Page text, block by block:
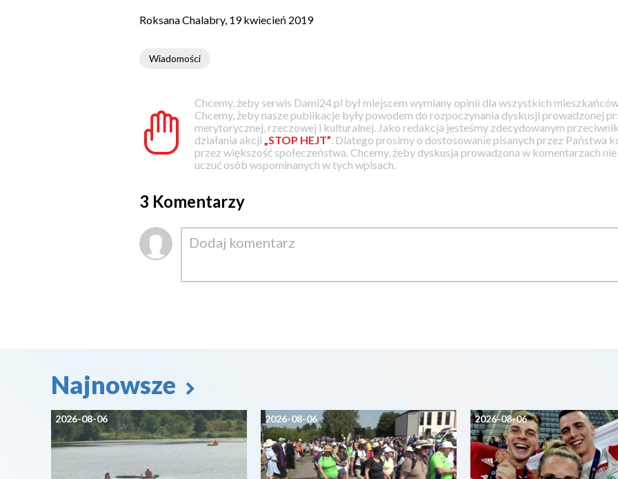
Roksana Chalabry, 19 kwiecień 2019
Wiadomości
Chcemy, żeby serwis Dami24.pl był miejscem wymiany opinii dla wszystkich
Chcemy, żeby nasze publikacje były powodem do rozpoczynania dyskusji prowadzonej
merytorycznej, rzeczowej i kulturalnej. Jako redakcja jesteśmy zdecydowanym
działania akcji „STOP HEJT” . Dlatego prosimy o dostosowanie pisanych przez Państwa
przez większość społeczeństwa. Chcemy, żeby dyskusja prowadzona w komentarzach
uczuć osób wspominanych w tych wpisach.
3 Komentarzy
Najnowsze
2026-08-06 2026-08-06 2026-08-06